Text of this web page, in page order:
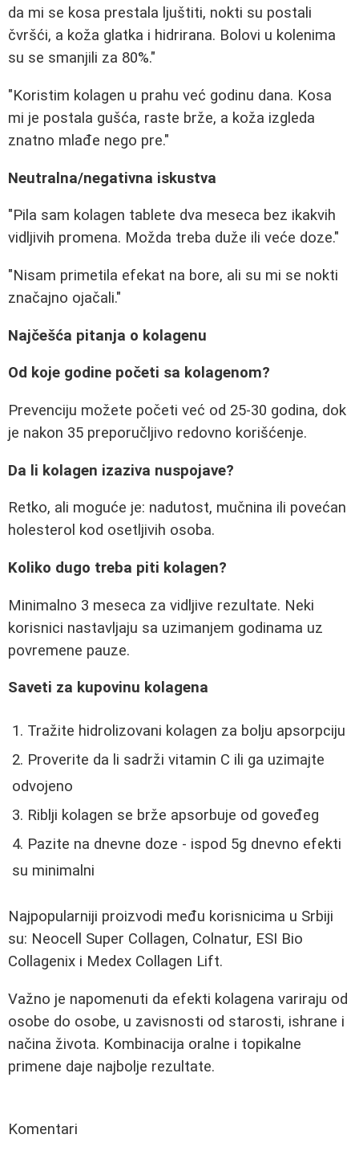
da mi se kosa prestala ljuštiti, nokti su postali
čvršći, a koža glatka i hidrirana. Bolovi u kolenima
su se smanjili za 80%."
"Koristim kolagen u prahu već godinu dana. Kosa
mi je postala gušća, raste brže, a koža izgleda
znatno mlađe nego pre."
Neutralna/negativna iskustva
"Pila sam kolagen tablete dva meseca bez ikakvih
vidljivih promena. Možda treba duže ili veće doze."
"Nisam primetila efekat na bore, ali su mi se nokti
značajno ojačali."
Najčešća pitanja o kolagenu
Od koje godine početi sa kolagenom?
Prevenciju možete početi već od 25-30 godina, dok
je nakon 35 preporučljivo redovno korišćenje.
Da li kolagen izaziva nuspojave?
Retko, ali moguće je: nadutost, mučnina ili povećan
holesterol kod osetljivih osoba.
Koliko dugo treba piti kolagen?
Minimalno 3 meseca za vidljive rezultate. Neki
korisnici nastavljaju sa uzimanjem godinama uz
povremene pauze.
Saveti za kupovinu kolagena
Tražite hidrolizovani kolagen za bolju apsorpciju
Proverite da li sadrži vitamin C ili ga uzimajte
odvojeno
Riblji kolagen se brže apsorbuje od goveđeg
Pazite na dnevne doze - ispod 5g dnevno efekti
su minimalni
Najpopularniji proizvodi među korisnicima u Srbiji
su: Neocell Super Collagen, Colnatur, ESI Bio
Collagenix i Medex Collagen Lift.
Važno je napomenuti da efekti kolagena variraju od
osobe do osobe, u zavisnosti od starosti, ishrane i
načina života. Kombinacija oralne i topikalne
primene daje najbolje rezultate.
Komentari